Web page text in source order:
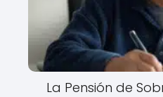
La Pensión de